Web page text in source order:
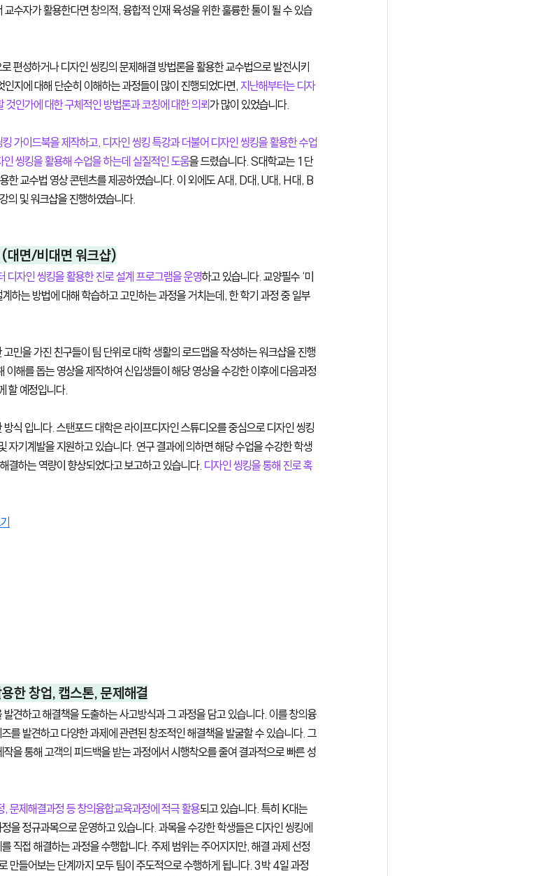
수자가 활용한다면 창의적, 융합적 인재 육성을 위한 훌륭한 툴이 될 수 있습
편성하거나 디자인 씽킹의 문제해결 방법론을 활용한 교수법으로 발전시키
지에 대해 단순히 이해하는 과정들이 많이 진행되었다면, 지난해부터는 디자
인가에 대한 구체적인 방법론과 코칭에 대한 의뢰가 많이 있었습니다.
가이드북을 제작하고, 디자인 씽킹 특강과 더불어 디자인 씽킹을 활용한 수업
씽킹을 활용해 수업을 하는데 실질적인 도움을 드렸습니다. S대학교는 1단
한 교수법 영상 콘텐츠를 제공하였습니다. 이 외에도 A대, D대, U대, H대, B
의 및 워크샵을 진행하였습니다.
대면/비대면 워크샵)
디자인 씽킹을 활용한 진로 설계 프로그램을 운영하고 있습니다. 교양필수 ‘미
하는 방법에 대해 학습하고 고민하는 과정을 거치는데, 한 학기 과정 중 일부
민을 가진 친구들이 팀 단위로 대학 생활의 로드맵을 작성하는 워크샵을 진행
해를 돕는 영상을 제작하여 신입생들이 해당 영상을 수강한 이후에 다음과정
할 예정입니다.
식 입니다. 스탠포드 대학은 라이프디자인 스튜디오를 중심으로 디자인 씽킹
자기계발을 지원하고 있습니다. 연구 결과에 의하면 해당 수업을 수강한 학생
결하는 역량이 향상되었다고 보고하고 있습니다. 디자인 씽킹을 통해 진로 혹
한 창업, 캡스톤, 문제해결
견하고 해결책을 도출하는 사고방식과 그 과정을 담고 있습니다. 이를 창의융
발견하고 다양한 과제에 관련된 창조적인 해결책을 발굴할 수 있습니다. 그
을 통해 고객의 피드백을 받는 과정에서 시행착오를 줄여 결과적으로 빠른 성
문제해결과정 등 창의융합교육과정에 적극 활용되고 있습니다. 특히 K대는
을 정규과목으로 운영하고 있습니다. 과목을 수강한 학생들은 디자인 씽킹에
직접 해결하는 과정을 수행합니다. 주제 범위는 주어지지만, 해결 과제 선정
만들어보는 단계까지 모두 팀이 주도적으로 수행하게 됩니다. 3박 4일 과정